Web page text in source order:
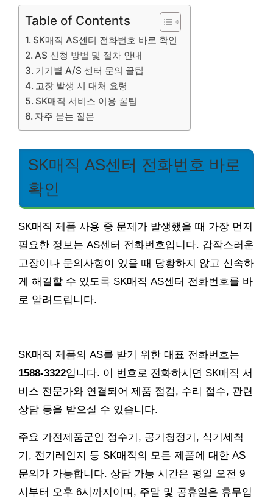
Table of Contents
SK매직 AS센터 전화번호 바로 확인
AS 신청 방법 및 절차 안내
기기별 A/S 센터 문의 꿀팁
고장 발생 시 대처 요령
SK매직 서비스 이용 꿀팁
자주 묻는 질문
SK매직 AS센터 전화번호 바로
확인
SK매직 제품 사용 중 문제가 발생했을 때 가장 먼저
필요한 정보는 AS센터 전화번호입니다. 갑작스러운
고장이나 문의사항이 있을 때 당황하지 않고 신속하
게 해결할 수 있도록 SK매직 AS센터 전화번호를 바
로 알려드립니다.
SK매직 제품의 AS를 받기 위한 대표 전화번호는
1588-3322입니다. 이 번호로 전화하시면 SK매직 서
비스 전문가와 연결되어 제품 점검, 수리 접수, 관련
상담 등을 받으실 수 있습니다.
주요 가전제품군인 정수기, 공기청정기, 식기세척
기, 전기레인지 등 SK매직의 모든 제품에 대한 AS
문의가 가능합니다. 상담 가능 시간은 평일 오전 9
시부터 오후 6시까지이며, 주말 및 공휴일은 휴무입